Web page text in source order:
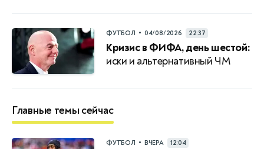
ФУТБОЛ • 04/08/2026 22:37
Кризис в ФИФА, день шестой:
иски и альтернативный ЧМ
Главные темы сейчас
ФУТБОЛ • ВЧЕРА 12:04